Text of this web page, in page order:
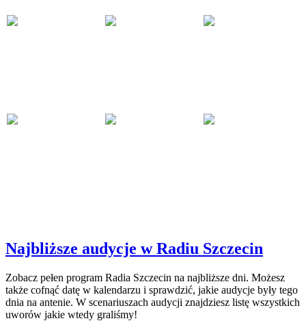
Najbliższe audycje w Radiu Szczecin
Zobacz pełen program Radia Szczecin na najbliższe dni. Możesz
także cofnąć datę w kalendarzu i sprawdzić, jakie audycje były tego
dnia na antenie. W scenariuszach audycji znajdziesz listę wszystkich
uworów jakie wtedy graliśmy!